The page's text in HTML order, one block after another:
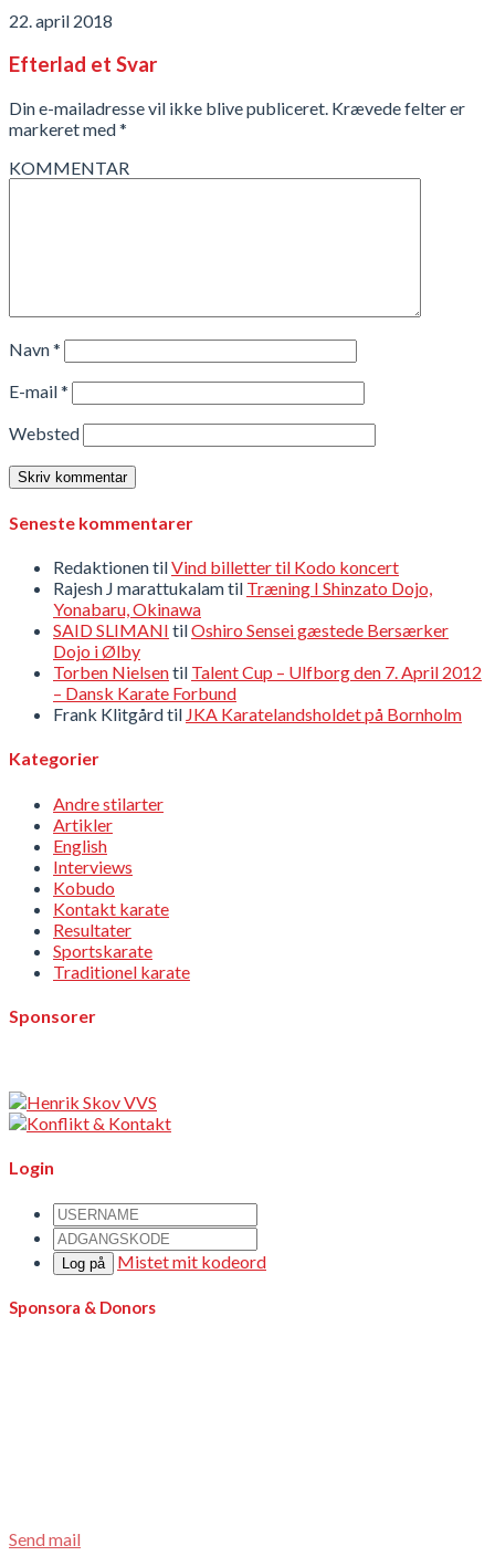
22. april 2018
Efterlad et Svar
Din e-mailadresse vil ikke blive publiceret. Krævede felter er
markeret med*
KOMMENTAR
Navn*
E-mail*
Websted
Seneste kommentarer
RedaktionentilVind billetter til Kodo koncert
Rajesh J marattukalamtil Træning I Shinzato Dojo,
Yonabaru, Okinawa
SAID SLIMANI tilOshiro Sensei gæstede Bersærker
Dojo i Ølby
Torben Nielsentil Talent Cup – Ulfborg den 7. April 2012
– Dansk Karate Forbund
Frank Klitgårdtil JKA Karatelandsholdet på Bornholm
Kategorier
Andre stilarter
Artikler
English
Interviews
Kobudo
Kontakt karate
Resultater
Sportskarate
Traditionel karate
Sponsorer
Login
Log på Mistet mit kodeord
Sponsora & Donors
Send mail